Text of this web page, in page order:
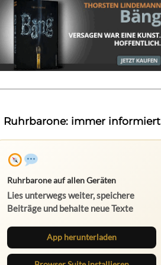
Ruhrbarone: immer informiert
Ruhrbarone auf allen Geräten
Lies unterwegs weiter, speichere
Beiträge und behalte neue Texte
App herunterladen